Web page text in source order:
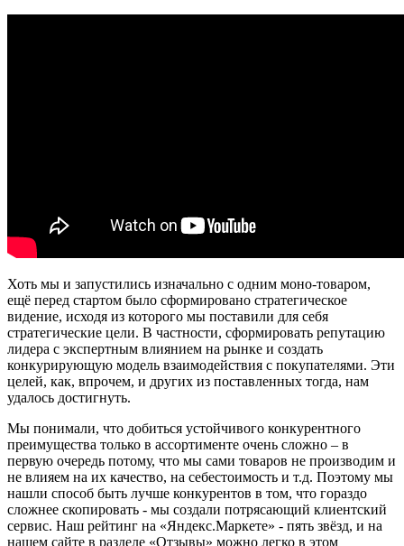
Хоть мы и запустились изначально с одним моно-товаром,
ещё перед стартом было сформировано стратегическое
видение, исходя из которого мы поставили для себя
стратегические цели. В частности, сформировать репутацию
лидера с экспертным влиянием на рынке и создать
конкурирующую модель взаимодействия с покупателями. Эти
целей, как, впрочем, и других из поставленных тогда, нам
удалось достигнуть.
Мы понимали, что добиться устойчивого конкурентного
преимущества только в ассортименте очень сложно – в
первую очередь потому, что мы сами товаров не производим и
не влияем на их качество, на себестоимость и т.д. Поэтому мы
нашли способ быть лучше конкурентов в том, что гораздо
сложнее скопировать - мы создали потрясающий клиентский
сервис. Наш рейтинг на «Яндекс.Маркете» - пять звёзд, и на
нашем сайте в разделе «Отзывы» можно легко в этом